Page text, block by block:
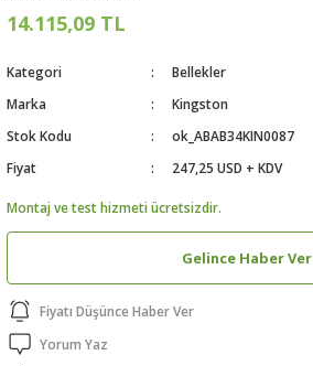
14.115,09 TL
Kategori
Bellekler
Marka
Kingston
Stok Kodu
ok_ABAB34KIN0087
Fiyat
247,25 USD + KDV
Montaj ve test hizmeti ücretsizdir.
Gelince Haber Ver
Fiyatı Düşünce Haber Ver
Yorum Yaz